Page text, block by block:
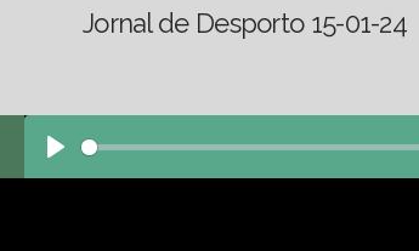
Jornal de Desporto 15-01-24
Play